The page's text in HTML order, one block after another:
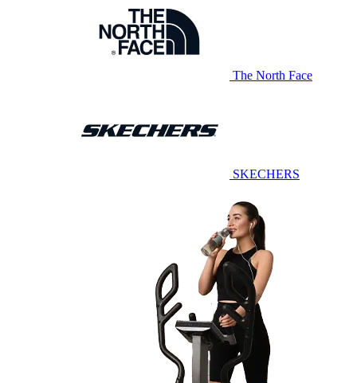
The North Face
SKECHERS